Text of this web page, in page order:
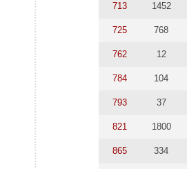
713 1452
725 768
762 12
784 104
793 37
821 1800
865 334